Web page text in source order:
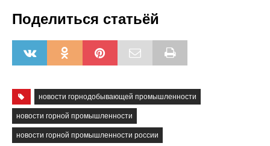
Поделиться статьёй
новости горнодобывающей промышленности
новости горной промышленности
новости горной промышленности россии